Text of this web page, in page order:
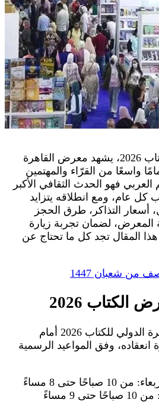
مواعيد عمل معرض الكتاب 2026، يشهد معرض القاهرة
للكتاب 2026 اهتمامًا واسعًا من القرّاء والمهتمين
فهو الحدث الثقافي الأكبر
كل عام، ومع انطلاقه يتزايد
أسعار التذاكر، طرق الحجز
المعرض، لضمان تجربة زيارة
المقال تجد كل ما تحتاج عن
من شعبان 1447
2026
تفتح أبواب معرض القاهرة الدولي للكتاب 2026 أمام
انعقاده، وفق المواعيد الرسمية
حتى 8 مساءً
9 مساءً